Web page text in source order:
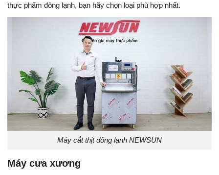
thực phẩm đông lạnh, bạn hãy chọn loại phù hợp nhất.
Máy cắt thịt đông lạnh NEWSUN
Máy cưa xương